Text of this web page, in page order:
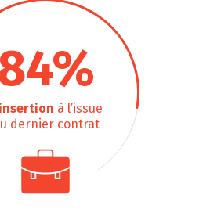
%
insertion à l’issue
dernier contrat